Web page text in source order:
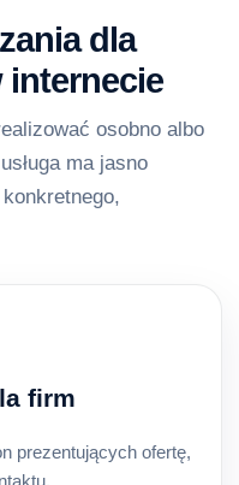
dla
osobno albo
ma jasno
firm
prezentujących ofertę,